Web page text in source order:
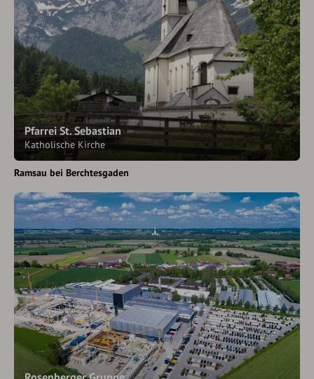
Pfarrei St. Sebastian
Katholische Kirche
Ramsau bei Berchtesgaden